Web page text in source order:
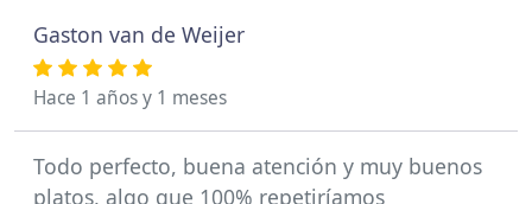
Gaston van de Weijer
Hace 1 años y 1 meses
Todo perfecto, buena atención y muy buenos
platos, algo que 100% repetiríamos